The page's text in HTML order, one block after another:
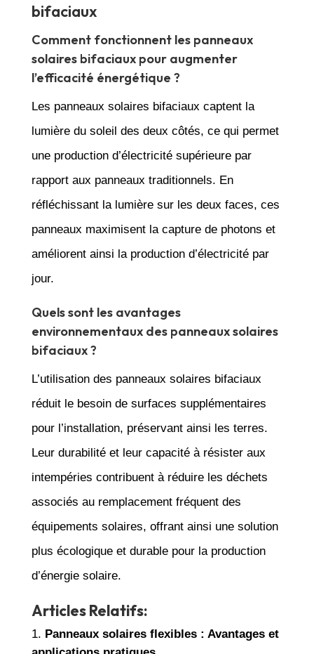
bifaciaux
Comment fonctionnent les panneaux
solaires bifaciaux pour augmenter
l’efficacité énergétique ?
Les panneaux solaires bifaciaux captent la
lumière du soleil des deux côtés, ce qui permet
une production d’électricité supérieure par
rapport aux panneaux traditionnels. En
réfléchissant la lumière sur les deux faces, ces
panneaux maximisent la capture de photons et
améliorent ainsi la production d’électricité par
jour.
Quels sont les avantages
environnementaux des panneaux solaires
bifaciaux ?
L’utilisation des panneaux solaires bifaciaux
réduit le besoin de surfaces supplémentaires
pour l’installation, préservant ainsi les terres.
Leur durabilité et leur capacité à résister aux
intempéries contribuent à réduire les déchets
associés au remplacement fréquent des
équipements solaires, offrant ainsi une solution
plus écologique et durable pour la production
d’énergie solaire.
Articles Relatifs:
Panneaux solaires flexibles : Avantages et